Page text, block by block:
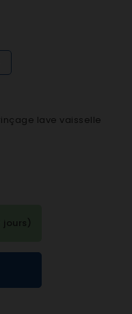
lave vaisselle
jours)